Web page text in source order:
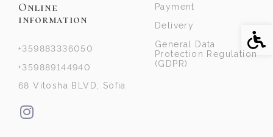
Online
information
+359883336050
+359889144940
68 Vitosha BLVD, Sofia
Payment
Delivery
General Data
Protection Regulation
(GDPR)